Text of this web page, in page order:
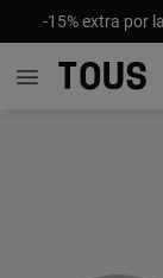
-15% extra por